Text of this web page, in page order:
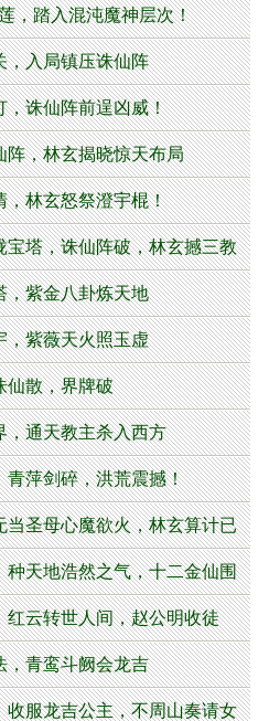
，踏入混沌魔神层次！
，入局镇压诛仙阵
，诛仙阵前逞凶威！
阵，林玄揭晓惊天布局
，林玄怒祭澄宇棍！
宝塔，诛仙阵破，林玄撼三教
，紫金八卦炼天地
，紫薇天火照玉虚
仙散，界牌破
，通天教主杀入西方
青萍剑碎，洪荒震撼！
当圣母心魔欲火，林玄算计已
种天地浩然之气，十二金仙围
红云转世人间，赵公明收徒
，青鸾斗阙会龙吉
收服龙吉公主，不周山奏请女